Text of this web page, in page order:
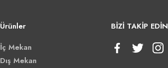
Ürünler
İç Mekan
Dış Mekan
BİZİ TAKİP EDİN